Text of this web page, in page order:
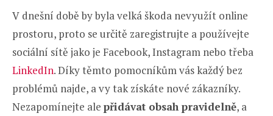
V dnešní době by byla velká škoda nevyužít online
prostoru, proto se určitě zaregistrujte a používejte
sociální sítě jako je Facebook, Instagram nebo třeba
LinkedIn. Díky těmto pomocníkům vás každý bez
problémů najde, a vy tak získáte nové zákazníky.
Nezapomínejte ale přidávat obsah pravidelně, a